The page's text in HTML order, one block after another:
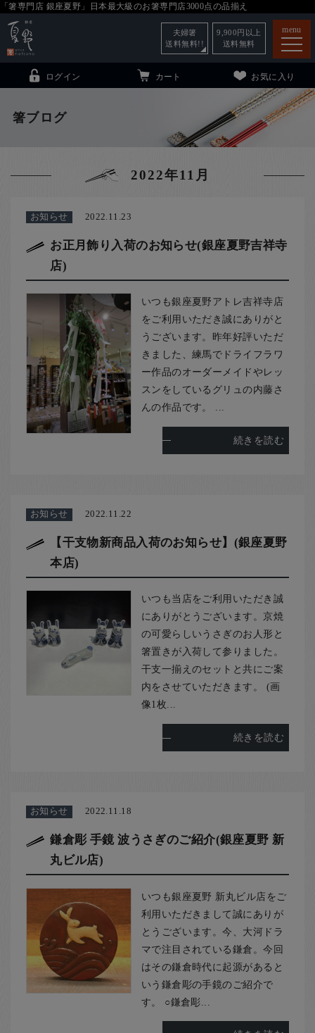
「箸専門店 銀座夏野」日本最大級のお箸専門店3000点の品揃え
menu
銀座夏野・箸長について
こども和食器 小夏について
ご利用ガイド
法人・飲食店のお客様
お客様の声
お問い合わせ
お知らせ
箸ブログ
ログイン カート お気に入り
夫婦箸
送料無料!!
9,900 円以上
送料無料
箸ブログ
2022年11月
お知らせ 2022.11.23
お正月飾り入荷のお知らせ(銀座夏野吉祥寺
店)
いつも銀座夏野アトレ吉祥寺店
をご利用いただき誠にありがと
うございます。昨年好評いただ
きました、練馬でドライフラワ
ー作品のオーダーメイドやレッ
スンをしているグリュの内藤さ
んの作品です。 ...
続きを読む
お知らせ 2022.11.22
【干支物新商品入荷のお知らせ】(銀座夏野
本店)
いつも当店をご利用いただき誠
にありがとうございます。京焼
の可愛らしいうさぎのお人形と
箸置きが入荷して参りました。
干支一揃えのセットと共にご案
内をさせていただきます。 (画
像1枚...
続きを読む
お知らせ 2022.11.18
鎌倉彫 手鏡 波うさぎのご紹介(銀座夏野 新
丸ビル店)
いつも銀座夏野 新丸ビル店をご
利用いただきまして誠にありが
とうございます。今、大河ドラ
マで注目されている鎌倉。今回
はその鎌倉時代に起源があると
いう鎌倉彫の手鏡のご紹介で
す。 ○鎌倉彫...